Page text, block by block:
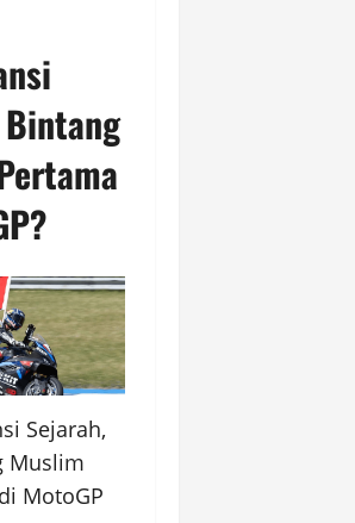
Sejarah,
Muslim
MotoGP